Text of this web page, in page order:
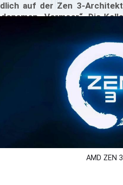
auf der Zen 3-
„Vermeer“. Die
soll der Ryzen 9
bestückt sein.
Turbo-Takt von mindestens
AMD ZEN